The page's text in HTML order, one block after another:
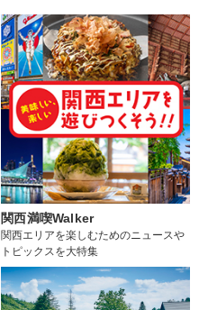
関西満喫Walker
関西エリアを楽しむためのニュースや
トピックスを大特集